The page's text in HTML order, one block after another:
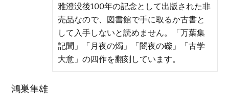
雅澄没後100年の記念として出版された非
売品なので、図書館で手に取るか古書と
して入手しないと読めません。「万葉集
記聞」「月夜の燭」「闇夜の礫」「古学
大意」の四作を翻刻しています。
鴻巣隼雄